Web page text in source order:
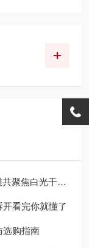
的跨领域应用传奇
看完你就懂了
选购指南